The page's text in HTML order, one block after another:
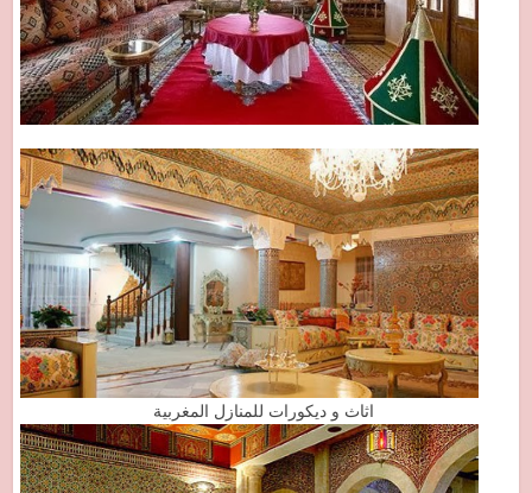
اثاث و ديكورات للمنازل المغربية